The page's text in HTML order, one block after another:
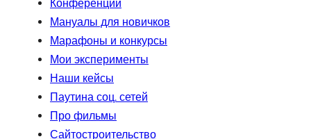
Конференции
Мануалы для новичков
Марафоны и конкурсы
Мои эксперименты
Наши кейсы
Паутина соц. сетей
Про фильмы
Сайтостроительство